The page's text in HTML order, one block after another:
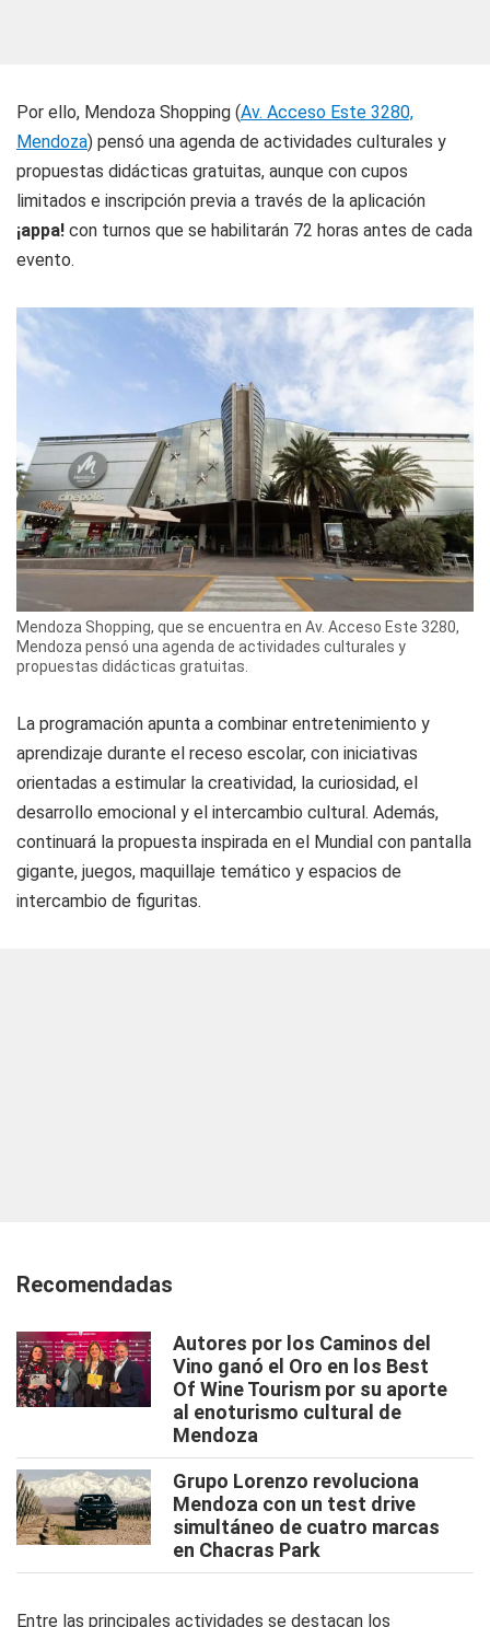
Por ello, Mendoza Shopping (Av. Acceso Este 3280,
Mendoza) pensó una agenda de actividades culturales y
propuestas didácticas gratuitas, aunque con cupos
limitados e inscripción previa a través de la aplicación
¡appa! con turnos que se habilitarán 72 horas antes de cada
evento.
Mendoza Shopping, que se encuentra en Av. Acceso Este 3280,
Mendoza pensó una agenda de actividades culturales y
propuestas didácticas gratuitas.
La programación apunta a combinar entretenimiento y
aprendizaje durante el receso escolar, con iniciativas
orientadas a estimular la creatividad, la curiosidad, el
desarrollo emocional y el intercambio cultural. Además,
continuará la propuesta inspirada en el Mundial con pantalla
gigante, juegos, maquillaje temático y espacios de
intercambio de figuritas.
Recomendadas
Autores por los Caminos del
Vino ganó el Oro en los Best
Of Wine Tourism por su aporte
al enoturismo cultural de
Mendoza
Grupo Lorenzo revoluciona
Mendoza con un test drive
simultáneo de cuatro marcas
en Chacras Park
Entre las principales actividades se destacan los